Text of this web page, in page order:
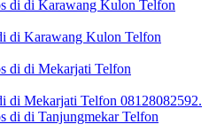
di Karawang Kulon Telfon
di Mekarjati Telfon 08128082592.